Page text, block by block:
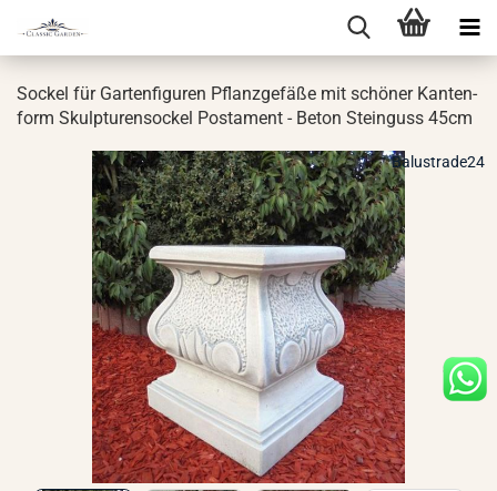
So­ckel für Gar­ten­fi­gu­ren Pflanz­ge­fä­ße mit schö­ner Kan­ten­
form Skulp­tu­ren­so­ckel Pos­ta­ment - Beton Stein­guss 45cm
Balustrade24